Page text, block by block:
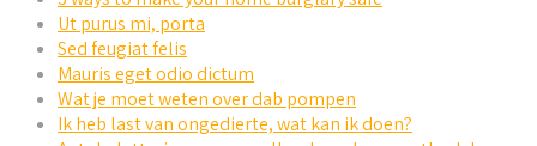
Ut purus mi, porta
Sed feugiat felis
Mauris eget odio dictum
Wat je moet weten over dab pompen
Ik heb last van ongedierte, wat kan ik doen?